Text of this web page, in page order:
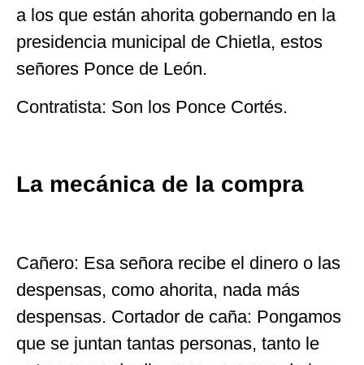
a los que están ahorita gobernando en la
presidencia municipal de Chietla, estos
señores Ponce de León.
Contratista: Son los Ponce Cortés.
La mecánica de la compra
Cañero: Esa señora recibe el dinero o las
despensas, como ahorita, nada más
despensas. Cortador de caña: Pongamos
que se juntan tantas personas, tanto le